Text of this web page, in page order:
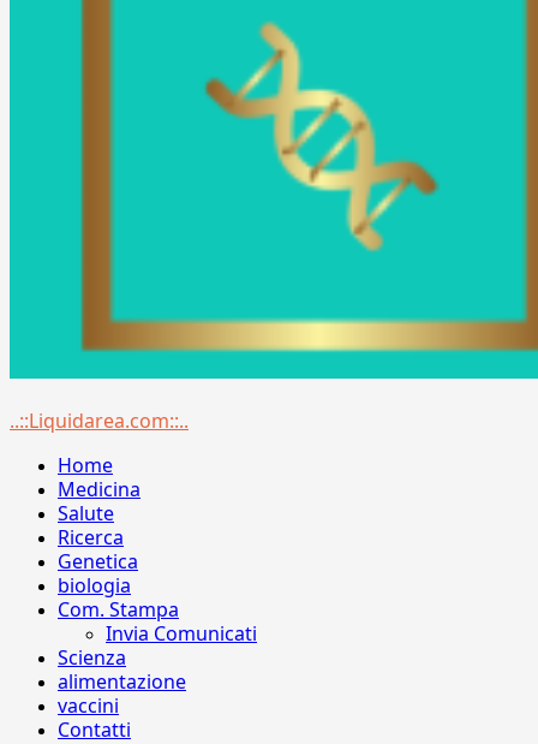
Menu
..::Liquidarea.com::..
Home
Medicina
Salute
Ricerca
Genetica
biologia
Com. Stampa
Invia Comunicati
Scienza
alimentazione
vaccini
Contatti